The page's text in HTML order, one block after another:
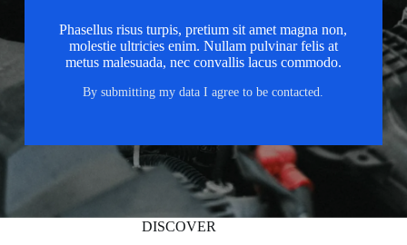
Phasellus risus turpis, pretium sit amet magna non,
molestie ultricies enim. Nullam pulvinar felis at
metus malesuada, nec convallis lacus commodo.
By submitting my data I agree to be contacted.
DISCOVER